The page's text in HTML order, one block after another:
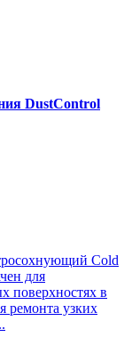
DustControl
Cold
для
поверхностях в
ремонта узких